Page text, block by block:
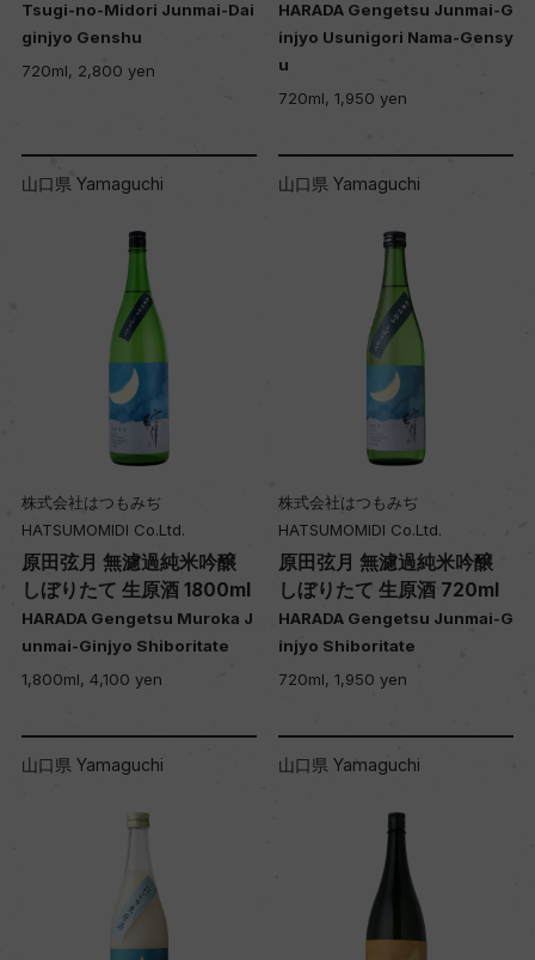
Tsugi-no-Midori Junmai-Dai
ginjyo Genshu
720ml, 2,800 yen
HARADA Gengetsu Junmai-G
injyo Usunigori Nama-Gensy
u
720ml, 1,950 yen
山口県 Yamaguchi
株式会社はつもみぢ
HATSUMOMIDI Co.Ltd.
原田弦月 無濾過純米吟醸
しぼりたて 生原酒 1800ml
HARADA Gengetsu Muroka J
unmai-Ginjyo Shiboritate
1,800ml, 4,100 yen
山口県 Yamaguchi
株式会社はつもみぢ
HATSUMOMIDI Co.Ltd.
原田弦月 無濾過純米吟醸
しぼりたて 生原酒 720ml
HARADA Gengetsu Junmai-G
injyo Shiboritate
720ml, 1,950 yen
山口県 Yamaguchi 山口県 Yamaguchi